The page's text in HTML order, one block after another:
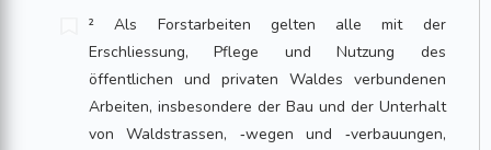
² Als Forstarbeiten gelten alle mit der
Erschliessung, Pflege und Nutzung des
öffentlichen und privaten Waldes verbundenen
Arbeiten, insbesondere der Bau und der Unterhalt
von Waldstrassen, ‑wegen und ‑verbauungen,